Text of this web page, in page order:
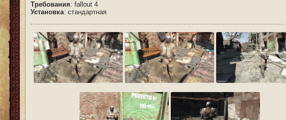
Требования: fallout 4
Установка: стандартная